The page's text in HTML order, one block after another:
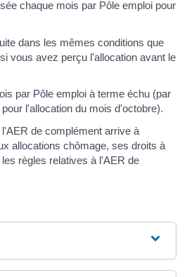
chaque mois par Pôle emploi pour
dans les mêmes conditions que
vous avez perçu l'allocation avant le
par Pôle emploi à terme échu (par
l'allocation du mois d'octobre).
de complément arrive à
allocations chômage, ses droits à
règles relatives à l'AER de